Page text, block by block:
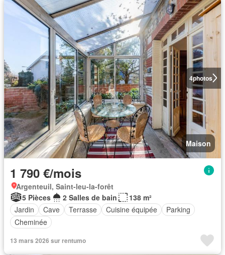
4photos
Maison
1 790 €/mois
Argenteuil, Saint-leu-la-forêt
5 Pièces
2 Salles de bain
138 m²
Jardin
Cave Terrasse Cuisine équipée
Parking
Cheminée
13 mars 2026 sur rentumo